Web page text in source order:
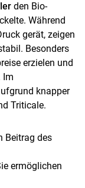
den Bio-
Während
gerät, zeigen
Besonders
erzielen und
Im
knapper
Triticale.
Beitrag des
ermöglichen